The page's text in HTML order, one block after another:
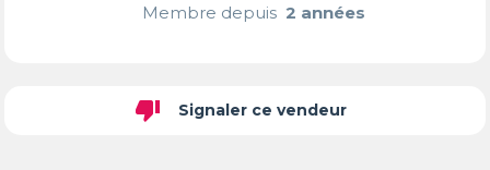
Membre depuis2 années
thumb_down Signaler ce vendeur